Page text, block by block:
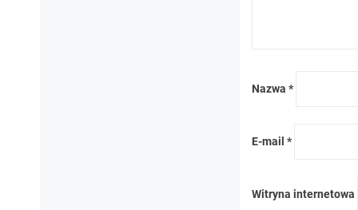
Nazwa *
E-mail *
Witryna internetowa